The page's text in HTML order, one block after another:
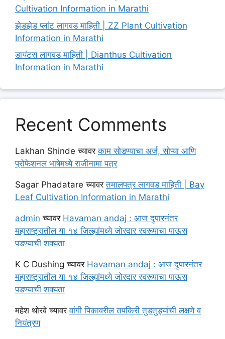
Cultivation Information in Marathi
झेडझेड प्लांट लागवड माहिती | ZZ Plant Cultivation
Information in Marathi
डायंटस लागवड माहिती | Dianthus Cultivation
Information in Marathi
Recent Comments
Lakhan Shinde च्यावरकाम सोडण्याचा अर्ज, सोप्या आणि
प्रोफेशनल भाषेमध्ये राजीनामा पत्र
Sagar Phadatare च्यावरतमालपत्र लागवड माहिती | Bay
Leaf Cultivation Information in Marathi
admin च्यावर Havaman andaj : आज दुपारनंतर
महाराष्ट्रातील या १४ जिल्ह्यांमध्ये जोरदार स्वरूपाचा पाऊस
पडण्याची शक्यता
K C Dushing च्यावर Havaman andaj : आज दुपारनंतर
महाराष्ट्रातील या १४ जिल्ह्यांमध्ये जोरदार स्वरूपाचा पाऊस
पडण्याची शक्यता
महेश थोरवेच्यावरवांगी पिकावरील तपकिरी तुडतुड्यांची लक्षणे व
नियंत्रण